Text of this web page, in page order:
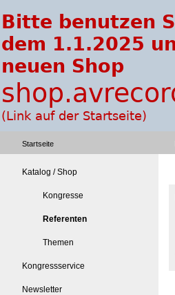
Startseite
Katalog / Shop
Kongresse
Referenten
Themen
Kongressservice
Newsletter